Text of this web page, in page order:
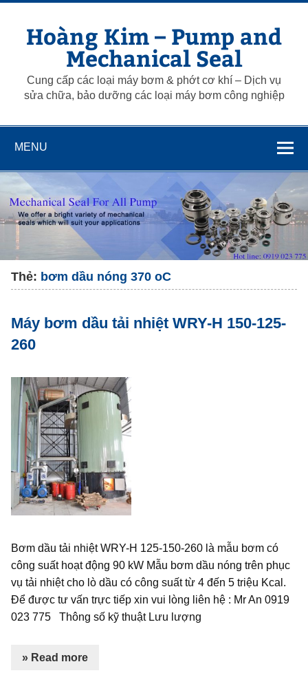
Skip
contentHoàng Kim – Pump and
Mechanical Seal
Cung cấp các loại máy bơm & phớt cơ khí – Dịch vụ
sửa chữa, bảo dưỡng các loại máy bơm công nghiệp
MENU
Thẻ: bơm dầu nóng 370 oC
Máy bơm dầu tải nhiệt WRY-H 150-125-
260
Bơm dầu tải nhiệt WRY-H 125-150-260 là mẫu bơm có
công suất hoạt động 90 kW Mẫu bơm dầu nóng trên phục
vụ tải nhiệt cho lò dầu có công suất từ 4 đến 5 triệu Kcal.
Để được tư vấn trực tiếp xin vui lòng liên hệ : Mr An 0919
023 775 Thông số kỹ thuật Lưu lượng
» Read more